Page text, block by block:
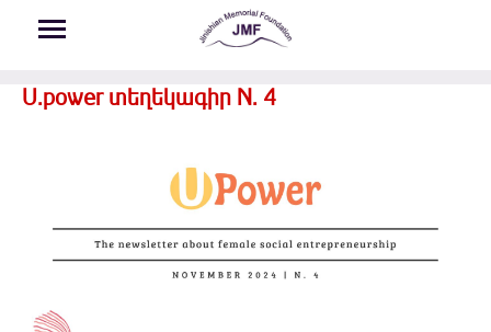
U.power տեղեկագիր N. 4